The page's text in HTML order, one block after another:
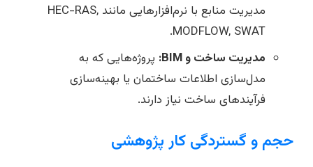
مدیریت منابع با نرم‌افزارهایی مانند HEC-RAS,
MODFLOW, SWAT.
مدیریت ساخت و BIM:
پروژه‌هایی که به
مدل‌سازی اطلاعات ساختمان یا بهینه‌سازی
فرآیندهای ساخت نیاز دارند.
حجم و گستردگی کار پژوهشی